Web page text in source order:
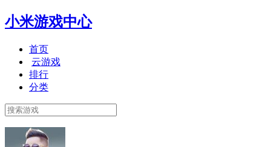
小米游戏中心
首页
云游戏
排行
分类